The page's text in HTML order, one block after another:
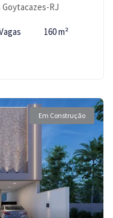
RJ
160 m²
Em Construção